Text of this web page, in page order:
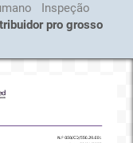
Inspeção
pro grosso